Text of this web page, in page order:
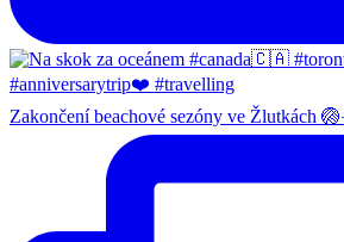
Zakončení beachové sezóny ve Žlutkách